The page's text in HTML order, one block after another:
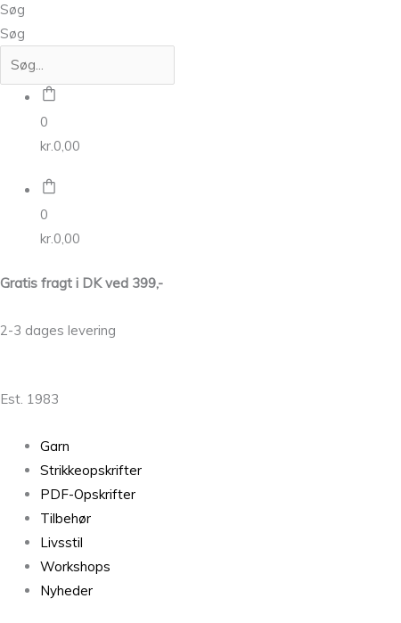
Søg
Søg
0
kr.0,00
0
kr.0,00
Gratis fragt i DK ved 399,-
2-3 dages levering
Est. 1983
Garn
Strikkeopskrifter
PDF-Opskrifter
Tilbehør
Livsstil
Workshops
Nyheder